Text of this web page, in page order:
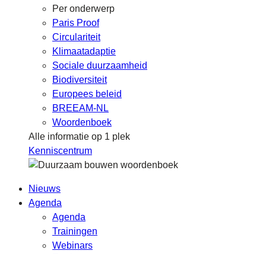
Per onderwerp
Paris Proof
Circulariteit
Klimaatadaptie
Sociale duurzaamheid
Biodiversiteit
Europees beleid
BREEAM-NL
Woordenboek
Alle informatie op 1 plek
Kenniscentrum
Nieuws
Agenda
Agenda
Trainingen
Webinars